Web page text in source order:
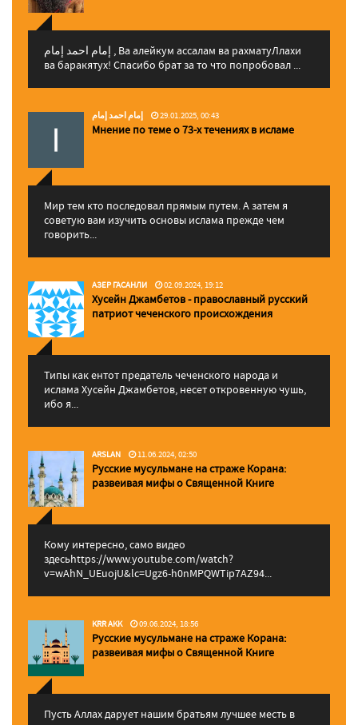
إمام احمد إمام , Ва алейкум ассалам ва рахматуЛлахи
ва баракятух! Спасибо брат за то что попробовал ...
إمام احمد إمام 29.01.2025, 00:43
Мнение по теме о 73-х течениях в исламе
Мир тем кто последовал прямым путем. А затем я
советую вам изучить основы ислама прежде чем
говорить...
АЗЕР ГАСАНЛИ 02.09.2024, 19:12
Хусейн Джамбетов - православный русский
патриот чеченского происхождения
Типы как ентот предатель чеченского народа и
ислама Хусейн Джамбетов, несет откровенную чушь,
ибо я...
ARSLAN 11.06.2024, 02:50
Русские мусульмане на страже Корана:
pазвеивая мифы о Священной Книге
Кому интересно, само видео
здесьhttps://www.youtube.com/watch?
v=wAhN_UEuojU&lc=Ugz6-h0nMPQWTip7AZ94...
KRR AKK 09.06.2024, 18:56
Русские мусульмане на страже Корана:
pазвеивая мифы о Священной Книге
Пусть Аллах дарует нашим братьям лучшее месть в